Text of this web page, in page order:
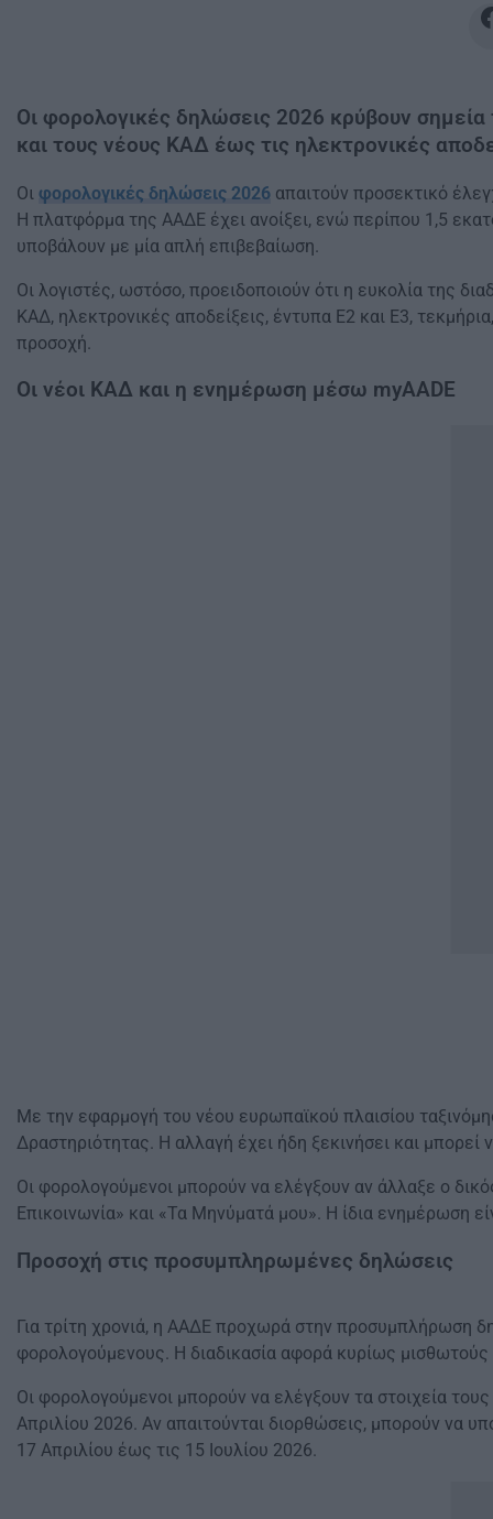
Οι φορολογικές δηλώσεις 2026 κρύβουν
και τους νέους ΚΑΔ έως τις ηλεκτρονικές
Οι φορολογικές δηλώσεις 2026 απαιτούν προσεκτικό
Η πλατφόρμα της ΑΑΔΕ έχει ανοίξει, ενώ περίπου 1,5
υποβάλουν με μία απλή επιβεβαίωση.
Οι λογιστές, ωστόσο, προειδοποιούν ότι η ευκολία της
ΚΑΔ, ηλεκτρονικές αποδείξεις, έντυπα Ε2 και Ε3,
προσοχή.
Οι νέοι ΚΑΔ και η ενημέρωση μέσω myAADE
Με την εφαρμογή του νέου ευρωπαϊκού πλαισίου
Δραστηριότητας. Η αλλαγή έχει ήδη ξεκινήσει και μπορεί
Οι φορολογούμενοι μπορούν να ελέγξουν αν άλλαξε ο
Επικοινωνία» και «Τα Μηνύματά μου». Η ίδια ενημέρωση
Προσοχή στις προσυμπληρωμένες δηλώσεις
Για τρίτη χρονιά, η ΑΑΔΕ προχωρά στην προσυμπλήρωση
φορολογούμενους. Η διαδικασία αφορά κυρίως μισθωτούς
Οι φορολογούμενοι μπορούν να ελέγξουν τα στοιχεία
Απριλίου 2026. Αν απαιτούνται διορθώσεις, μπορούν να
17 Απριλίου έως τις 15 Ιουλίου 2026.